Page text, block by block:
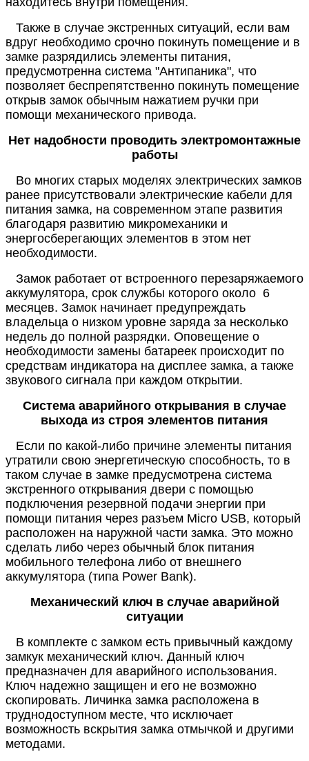
Также в случае экстренных ситуаций, если вам
вдруг необходимо срочно покинуть помещение и в
замке разрядились элементы питания,
предусмотренна система "Антипаника", что
позволяет беспрепятственно покинуть помещение
открыв замок обычным нажатием ручки при
помощи механического привода.
Нет надобности проводить электромонтажные
работы
Во многих старых моделях электрических замков
ранее присутствовали электрические кабели для
питания замка, на современном этапе развития
благодаря развитию микромеханики и
энергосберегающих элементов в этом нет
необходимости.
Замок работает от встроенного перезаряжаемого
аккумулятора, срок службы которого около 6
месяцев. Замок начинает предупреждать
владельца о низком уровне заряда за несколько
недель до полной разрядки. Оповещение о
необходимости замены батареек происходит по
средствам индикатора на дисплее замка, а также
звукового сигнала при каждом открытии.
Система аварийного открывания в случае
выхода из строя элементов питания
Если по какой-либо причине элементы питания
утратили свою энергетическую способность, то в
таком случае в замке предусмотрена система
экстренного открывания двери с помощью
подключения резервной подачи энергии при
помощи питания через разъем Micro USB, который
расположен на наружной части замка. Это можно
сделать либо через обычный блок питания
мобильного телефона либо от внешнего
аккумулятора (типа Power Bank).
Механический ключ в случае аварийной
ситуации
В комплекте с замком есть привычный каждому
замкук механический ключ. Данный ключ
предназначен для аварийного использования.
Ключ надежно защищен и его не возможно
скопировать. Личинка замка расположена в
труднодоступном месте, что исключает
возможность вскрытия замка отмычкой и другими
методами.